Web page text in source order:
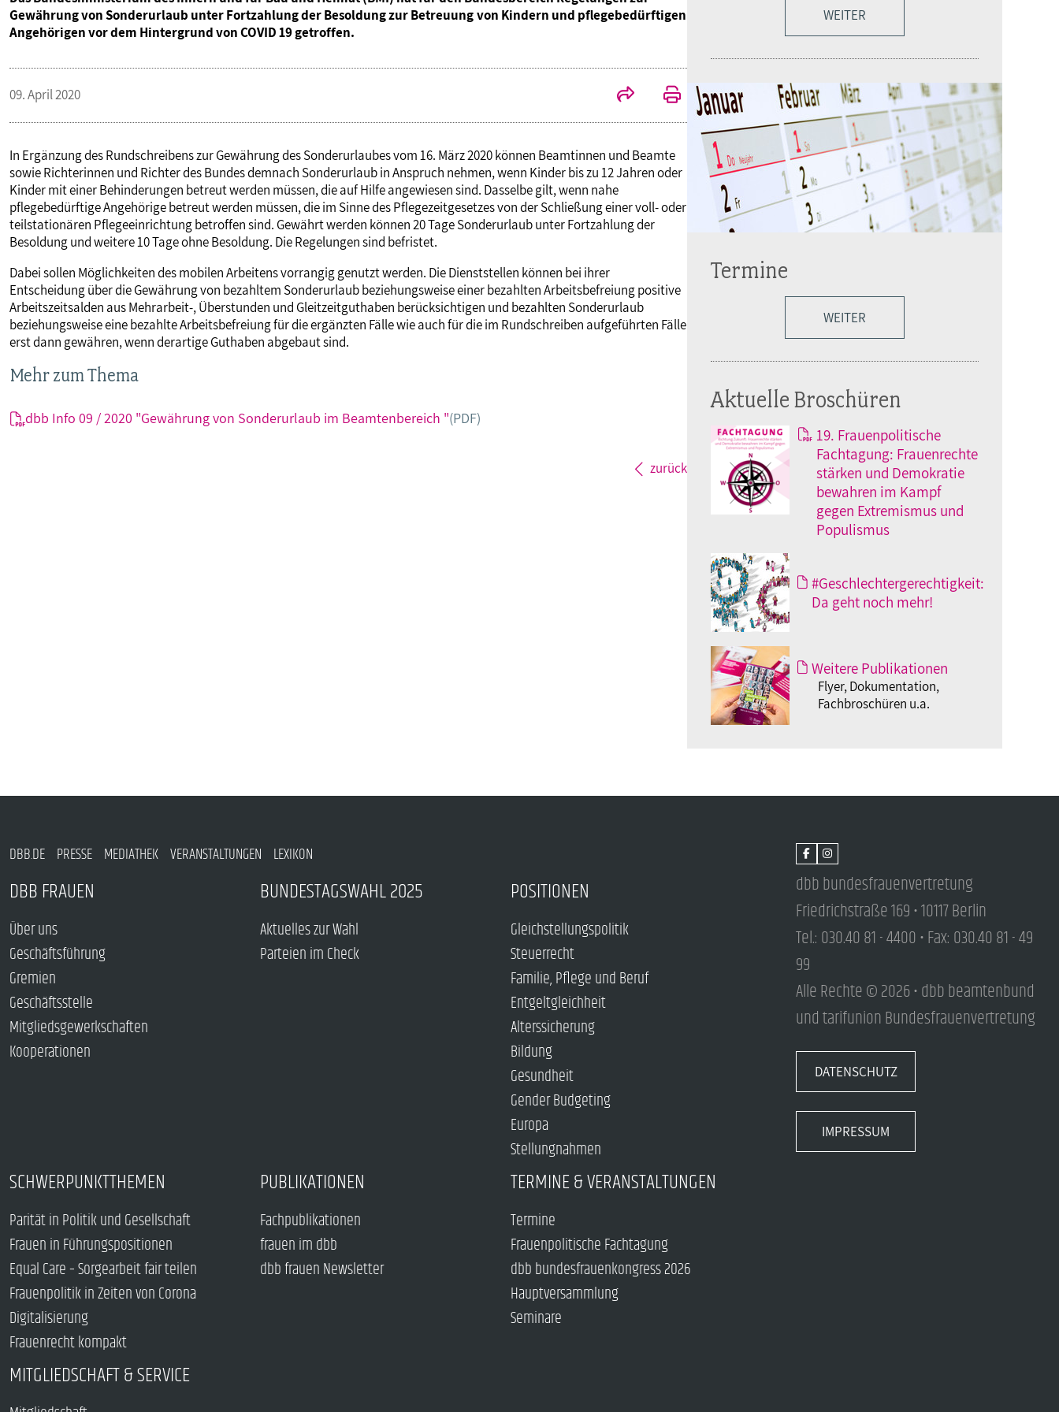
Gewährung von Sonderurlaub unter Fortzahlung der Besoldung zur Betreuung von Kindern und pflegebedürftigen
Angehörigen vor dem Hintergrund von COVID 19 getroffen.
09. April 2020
In Ergänzung des Rundschreibens zur Gewährung des Sonderurlaubes vom 16. März 2020 können Beamtinnen und Beamte
sowie Richterinnen und Richter des Bundes demnach Sonderurlaub in Anspruch nehmen, wenn Kinder bis zu 12 Jahren oder
Kinder mit einer Behinderungen betreut werden müssen, die auf Hilfe angewiesen sind. Dasselbe gilt, wenn nahe
pflegebedürftige Angehörige betreut werden müssen, die im Sinne des Pflegezeitgesetzes von der Schließung einer voll- oder
teilstationären Pflegeeinrichtung betroffen sind. Gewährt werden können 20 Tage Sonderurlaub unter Fortzahlung der
Besoldung und weitere 10 Tage ohne Besoldung. Die Regelungen sind befristet.
Dabei sollen Möglichkeiten des mobilen Arbeitens vorrangig genutzt werden. Die Dienststellen können bei ihrer
Entscheidung über die Gewährung von bezahltem Sonderurlaub beziehungsweise einer bezahlten Arbeitsbefreiung positive
Arbeitszeitsalden aus Mehrarbeit-, Überstunden und Gleitzeitguthaben berücksichtigen und bezahlten Sonderurlaub
beziehungsweise eine bezahlte Arbeitsbefreiung für die ergänzten Fälle wie auch für die im Rundschreiben aufgeführten Fälle
erst dann gewähren, wenn derartige Guthaben abgebaut sind.
Mehr zum Thema
dbb Info 09 / 2020 "Gewährung von Sonderurlaub im Beamtenbereich "(PDF)
zurück
WEITER
Termine
WEITER
Aktuelle Broschüren
19. Frauenpolitische
Fachtagung: Frauenrechte
stärken und Demokratie
bewahren im Kampf
gegen Extremismus und
Populismus
#Geschlechtergerechtigkeit:
Da geht noch mehr!
Weitere Publikationen
Flyer, Dokumentation,
Fachbroschüren u.a.
DBB.DE PRESSE MEDIATHEK VERANSTALTUNGEN LEXIKON
DBB FRAUEN
Über uns
Geschäftsführung
Gremien
Geschäftsstelle
Mitgliedsgewerkschaften
Kooperationen
BUNDESTAGSWAHL 2025
Aktuelles zur Wahl
Parteien im Check
POSITIONEN
Gleichstellungspolitik
Steuerrecht
Familie, Pflege und Beruf
Entgeltgleichheit
Alterssicherung
Bildung
Gesundheit
Gender Budgeting
Europa
Stellungnahmen
SCHWERPUNKTTHEMEN
Parität in Politik und Gesellschaft
Frauen in Führungspositionen
Equal Care – Sorgearbeit fair teilen
Frauenpolitik in Zeiten von Corona
Digitalisierung
Frauenrecht kompakt
PUBLIKATIONEN
Fachpublikationen
frauen im dbb
dbb frauen Newsletter
TERMINE & VERANSTALTUNGEN
Termine
Frauenpolitische Fachtagung
dbb bundesfrauenkongress 2026
Hauptversammlung
Seminare
MITGLIEDSCHAFT & SERVICE
dbb bundesfrauenvertretung
Friedrichstraße 169 • 10117 Berlin
Tel.: 030.40 81 - 4400 • Fax: 030.40 81 - 49
99
Alle Rechte © 2026 • dbb beamtenbund
und tarifunion Bundesfrauenvertretung
DATENSCHUTZ
IMPRESSUM